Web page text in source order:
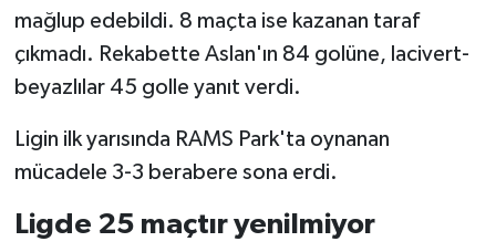
mağlup edebildi. 8 maçta ise kazanan taraf
çıkmadı. Rekabette Aslan'ın 84 golüne, lacivert-
beyazlılar 45 golle yanıt verdi.
Ligin ilk yarısında RAMS Park'ta oynanan
mücadele 3-3 berabere sona erdi.
Ligde 25 maçtır yenilmiyor